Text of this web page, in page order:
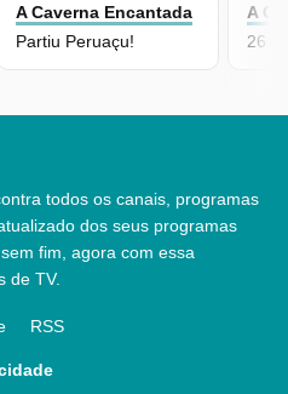
A Caverna Encantada
Partiu Peruaçu!
A
26
todos os canais, programas
dos seus programas
fim, agora com essa
de TV.
RSS